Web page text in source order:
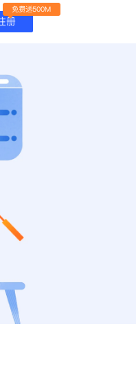
册
免费送500M